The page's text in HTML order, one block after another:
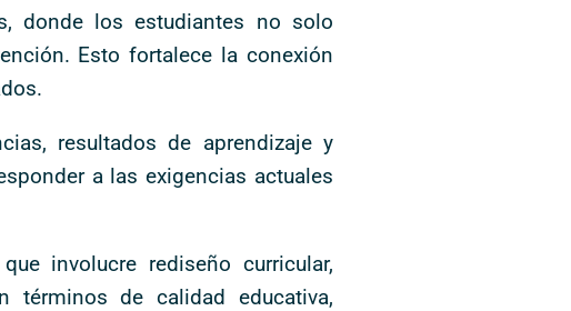
donde los estudiantes no solo
Esto fortalece la conexión
resultados de aprendizaje y
a las exigencias actuales
involucre rediseño curricular,
términos de calidad educativa,